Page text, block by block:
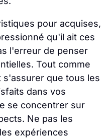
pour acquises,
qu'il ait ces
l'erreur de penser
Tout comme
que tous les
dans vos
se concentrer sur
Ne pas les
expériences